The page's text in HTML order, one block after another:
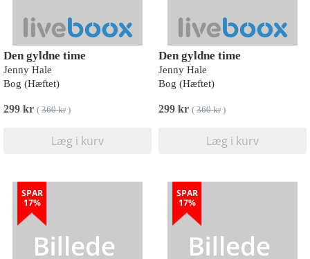
Den gyldne time
Jenny Hale
Bog (Hæftet)
299 kr ( 360 kr)
Læg i kurv
Den gyldne time
Jenny Hale
Bog (Hæftet)
299 kr ( 360 kr)
Læg i kurv
SPAR
17%
SPAR
17%